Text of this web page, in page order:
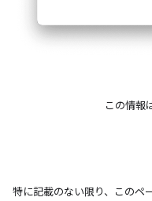
この情報
特に記載のない限り、このペ